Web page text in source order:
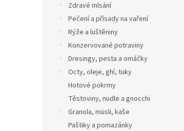
Zdravé mlsání
Pečení a přísady na vaření
Rýže a luštěniny
Konzervované potraviny
Dresingy, pesta a omáčky
Octy, oleje, ghí, tuky
Hotové pokrmy
Těstoviny, nudle a gnocchi
Granola, müsli, kaše
Paštiky a pomazánky